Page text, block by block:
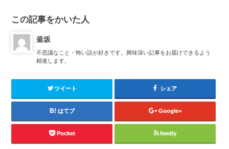
この記事をかいた人
釜坂
不思議なこと・怖い話が好きです。興味深い記事をお届けできるよう
精進します。
ツイート シェア
はてブ Google+
Pocket feedly